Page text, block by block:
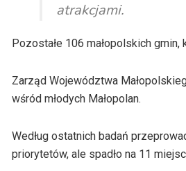
atrakcjami.
Pozostałe 106 małopolskich
Zarząd Województwa
wśród młodych Małopolan.
Według ostatnich badań
priorytetów, ale spadło na 11